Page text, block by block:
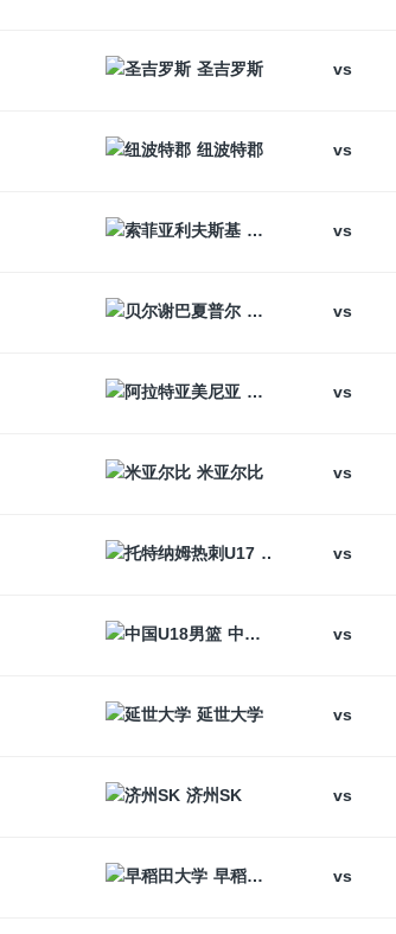
圣吉罗斯 vs
纽波特郡 vs
索菲亚利夫斯基
vs
贝尔谢巴夏普尔
vs
阿拉特亚美尼亚
vs
米亚尔比 vs
托特纳姆热刺U17
vs
中国U18男篮 vs
延世大学 vs
济州SK vs
早稻田大学 vs